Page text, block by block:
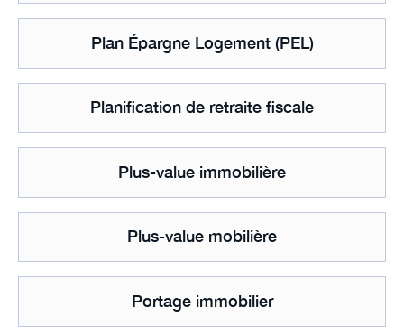
Plan Épargne Logement (PEL)
Planification de retraite fiscale
Plus-value immobilière
Plus-value mobilière
Portage immobilier